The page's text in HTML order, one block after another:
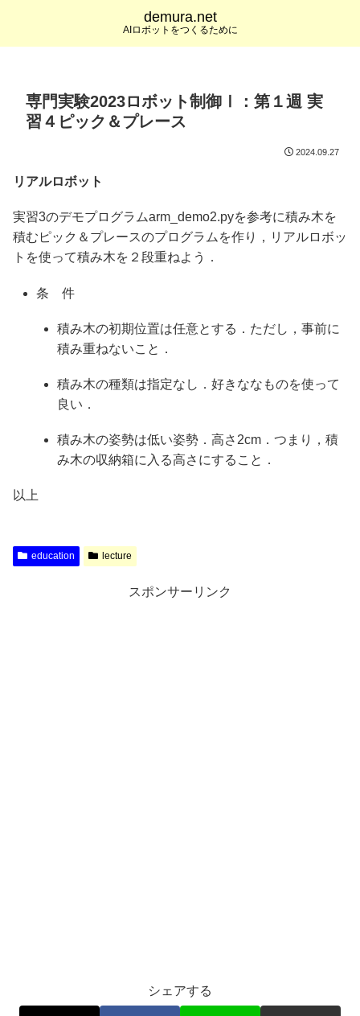
demura.net
AIロボットをつくるために
専門実験2023ロボット制御Ⅰ：第１週 実
習４ピック＆プレース
2024.09.27
リアルロボット
実習3のデモプログラムarm_demo2.pyを参考に積み木を
積むピック＆プレースのプログラムを作り，リアルロボッ
トを使って積み木を２段重ねよう．
条 件
積み木の初期位置は任意とする．ただし，事前に
積み重ねないこと．
積み木の種類は指定なし．好きななものを使って
良い．
積み木の姿勢は低い姿勢．高さ2cm．つまり，積
み木の収納箱に入る高さにすること．
以上
education lecture
スポンサーリンク
シェアする